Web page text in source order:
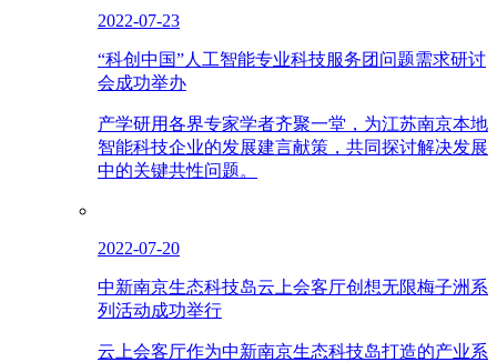
2022-07-23
“科创中国”人工智能专业科技服务团问题需求研讨
会成功举办
产学研用各界专家学者齐聚一堂，为江苏南京本地
智能科技企业的发展建言献策，共同探讨解决发展
中的关键共性问题。
2022-07-20
中新南京生态科技岛云上会客厅创想无限梅子洲系
列活动成功举行
云上会客厅作为中新南京生态科技岛打造的产业系